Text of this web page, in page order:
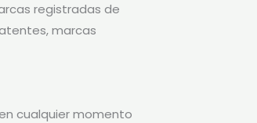
registradas de
marcas
cualquier momento